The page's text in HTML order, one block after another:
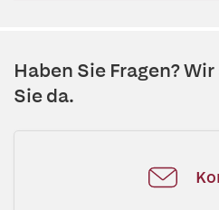
Haben Sie Fragen?
Sie da.